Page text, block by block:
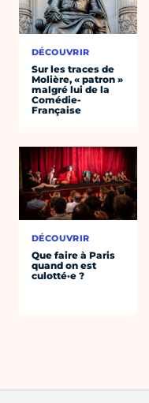
DÉCOUVRIR
Sur les traces de
Molière, « patron »
malgré lui de la
Comédie-
Française
DÉCOUVRIR
Que faire à Paris
quand on est
culotté·e ?